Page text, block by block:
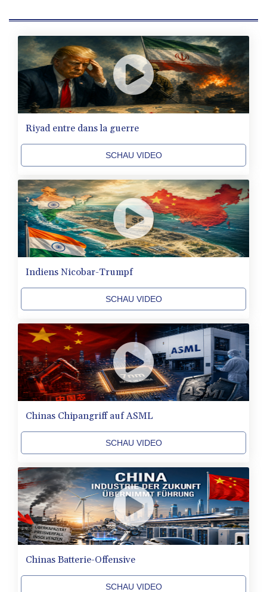
XOF 656.685424
XPF 119.331742
YER 275.626884
ZAR 18.667336
ZMK
10406.612213
ZMW 21.818913
ZWL 372.275202
AED 4.246429
AFN 76.887634
ALL 93.189144
AMD
423.342651
AOA
1060.176801
ARS
1724.882575
AUD 1.635501
AWG 2.082489
BAM 1.961391
BBD 2.328337
BDT 143.102254
BHD 0.435984
BIF 3453.955207
BMD 1.156136
BND 1.481323
BOB 13.739522
BRL 5.876989
BSD 1.155995
BWP 15.603479
BYN 3.442212
BYR
22660.258427
BZD 2.324897
CAD 1.613446
CDF
2615.761404
CHF 0.934181
CLF 0.026749
1056.199727
Riyad entre dans la guerre
SCHAU VIDEO
Indiens Nicobar-Trumpf
SCHAU VIDEO
Chinas Chipangriff auf ASML
SCHAU VIDEO
Chinas Batterie-Offensive
SCHAU VIDEO